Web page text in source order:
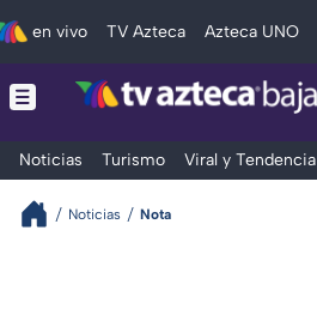
en vivo TV Azteca Azteca UNO
Noticias Turismo Viral y Tendencia
Noticias Nota